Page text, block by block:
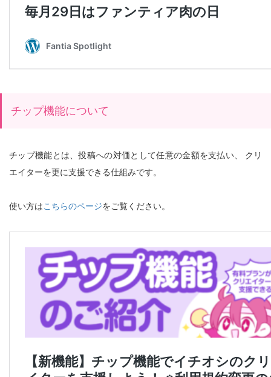
チップ機能について
チップ機能とは、投稿への対価として任意の金額を支払い、 クリ
エイターを更に支援できる仕組みです。
使い方はこちらのページをご覧ください。